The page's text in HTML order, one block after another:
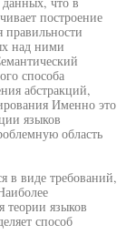
построение
правильности
над ними
способа
абстракций,
Именно это
языков
область
в виде требований,
теории языков
способ